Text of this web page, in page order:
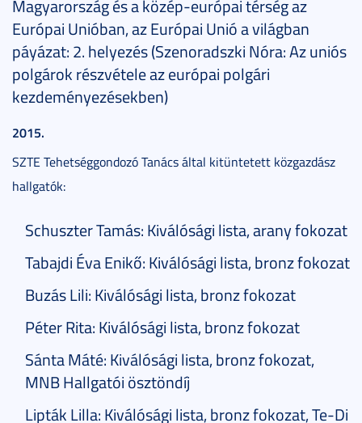
Magyarország és a közép-európai térség az
Európai Unióban, az Európai Unió a világban
páyázat: 2. helyezés (Szenoradszki Nóra: Az uniós
polgárok részvétele az európai polgári
kezdeményezésekben)
2015.
SZTE Tehetséggondozó Tanács által kitüntetett közgazdász
hallgatók:
Schuszter Tamás: Kiválósági lista, arany fokozat
Tabajdi Éva Enikő: Kiválósági lista, bronz fokozat
Buzás Lili: Kiválósági lista, bronz fokozat
Péter Rita: Kiválósági lista, bronz fokozat
Sánta Máté: Kiválósági lista, bronz fokozat,
MNB Hallgatói ösztöndíj
Lipták Lilla: Kiválósági lista, bronz fokozat, Te-Di